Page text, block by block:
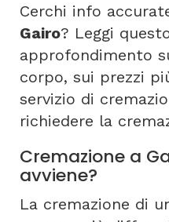
Cerchi info
Gairo? Leggi
approfondimento
corpo, sui prezzi
servizio di
richiedere la
Cremazione a
avviene?
La cremazione di